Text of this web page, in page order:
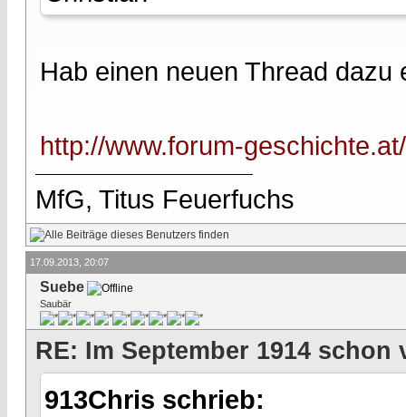
Hab einen neuen Thread dazu
http://www.forum-
MfG, Titus Feuerfuchs
17.09.2013, 20:07
Suebe
Saubär
RE: Im September 1914 schon
913Chris schrieb: